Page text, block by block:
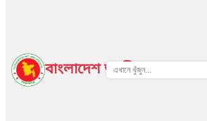
বাংলাদেশ জাতীয় তথ্য বাতায়ন